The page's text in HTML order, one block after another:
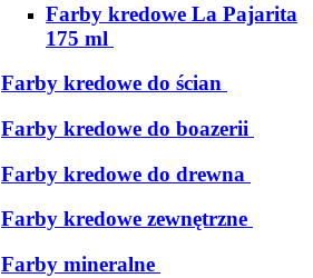
Farby kredowe La Pajarita
175 ml
Farby kredowe do ścian
Farby kredowe do boazerii
Farby kredowe do drewna
Farby kredowe zewnętrzne
Farby mineralne